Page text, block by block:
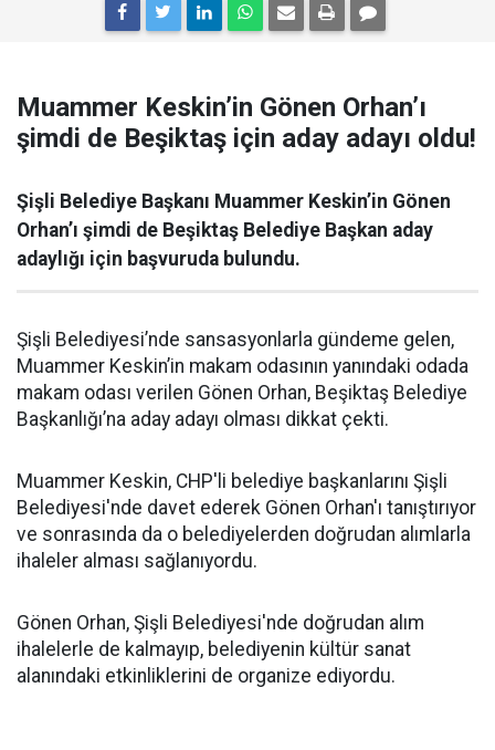
Muammer Keskin’in Gönen Orhan’ı
şimdi de Beşiktaş için aday adayı oldu!
Şişli Belediye Başkanı Muammer Keskin’in Gönen
Orhan’ı şimdi de Beşiktaş Belediye Başkan aday
adaylığı için başvuruda bulundu.
Şişli Belediyesi’nde sansasyonlarla gündeme gelen,
Muammer Keskin’in makam odasının yanındaki odada
makam odası verilen Gönen Orhan, Beşiktaş Belediye
Başkanlığı’na aday adayı olması dikkat çekti.
Muammer Keskin, CHP'li belediye başkanlarını Şişli
Belediyesi'nde davet ederek Gönen Orhan'ı tanıştırıyor
ve sonrasında da o belediyelerden doğrudan alımlarla
ihaleler alması sağlanıyordu.
Gönen Orhan, Şişli Belediyesi'nde doğrudan alım
ihalelerle de kalmayıp, belediyenin kültür sanat
alanındaki etkinliklerini de organize ediyordu.